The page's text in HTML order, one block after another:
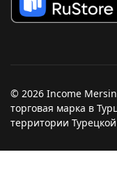
© 2026 Income
торговая марка в
территории